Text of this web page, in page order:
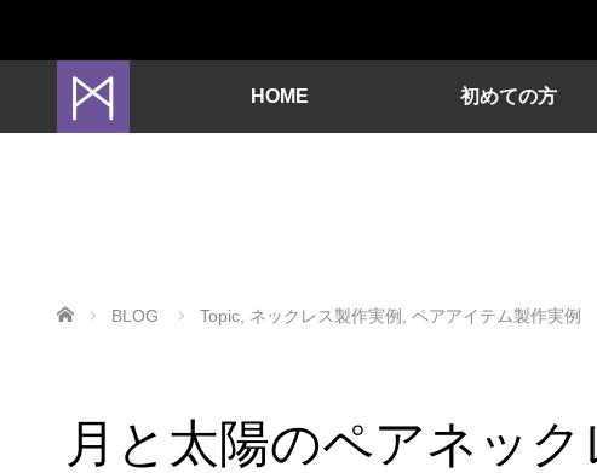
HOME 初めての方
ホーム BLOG Topic ネックレス製作実例 ペアアイテム製作実例
月と太陽のペアネッ